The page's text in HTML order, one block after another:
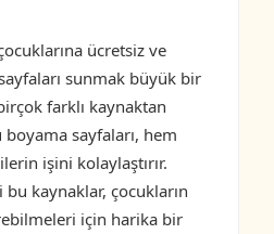
ücretsiz ve
sunmak büyük bir
farklı kaynaktan
sayfaları, hem
işini kolaylaştırır.
kaynaklar, çocukların
için harika bir